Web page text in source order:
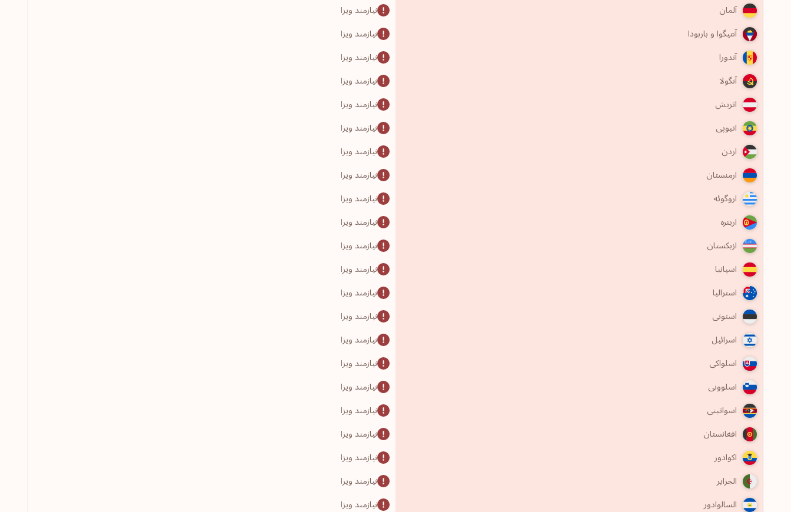
آلمان
نیازمند ویزا
آنتیگوا و باربودا
نیازمند ویزا
آندورا
نیازمند ویزا
آنگولا
نیازمند ویزا
اتریش
نیازمند ویزا
اتیوپی
نیازمند ویزا
اردن
نیازمند ویزا
ارمنستان
نیازمند ویزا
اروگوئه
نیازمند ویزا
اریتره
نیازمند ویزا
ازبکستان
نیازمند ویزا
اسپانیا
نیازمند ویزا
استرالیا
نیازمند ویزا
استونی
نیازمند ویزا
اسرائیل
نیازمند ویزا
اسلواکی
نیازمند ویزا
اسلوونی
نیازمند ویزا
اسواتینی
نیازمند ویزا
افغانستان
نیازمند ویزا
اکوادور
نیازمند ویزا
الجزایر
نیازمند ویزا
السالوادور
نیازمند ویزا